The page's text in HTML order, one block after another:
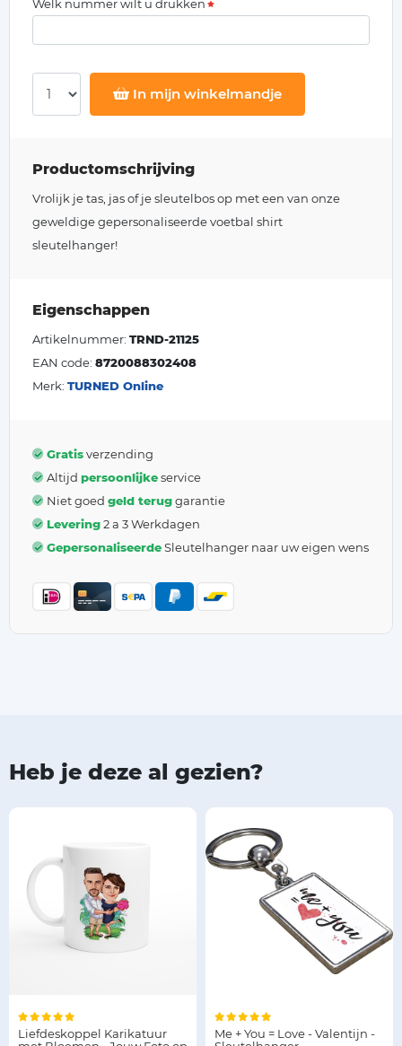
Welk nummer wilt u drukken
In mijn winkelmandje
Productomschrijving
Vrolijk je tas, jas of je sleutelbos op met een van onze
geweldige gepersonaliseerde voetbal shirt
sleutelhanger!
Eigenschappen
Artikelnummer: TRND-21125
EAN code: 8720088302408
Merk: TURNED Online
Gratisverzending
Altijd persoonlijkeservice
Niet goed geld teruggarantie
Levering2 a 3 Werkdagen
GepersonaliseerdeSleutelhanger naar uw eigen wens
Heb je deze al gezien?
Liefdeskoppel Karikatuur
Me + You = Love - Valentijn -